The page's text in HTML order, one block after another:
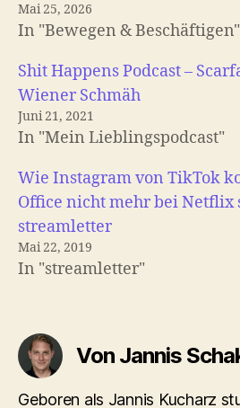
Mai 25, 2026
In "Bewegen & Beschäftigen"
Shit Happens Podcast –
Wiener Schmäh
Juni 21, 2021
In "Mein Lieblingspodcast"
Wie Instagram von TikTok
Office nicht mehr bei Netflix
streamletter
Mai 22, 2019
In "streamletter"
Von Jannis
Geboren als Jannis Kucharz